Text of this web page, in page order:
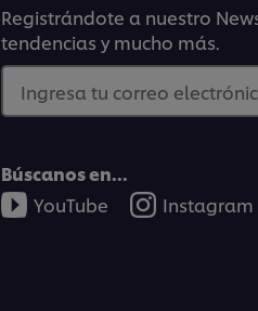
Registrándote a nuestro
tendencias y mucho más.
Ingresa tu correo
Búscanos en...
YouTube
Instagram